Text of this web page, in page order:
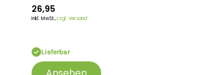
26,95
Inkl. MwSt.,zzgl. Versand
Lieferbar